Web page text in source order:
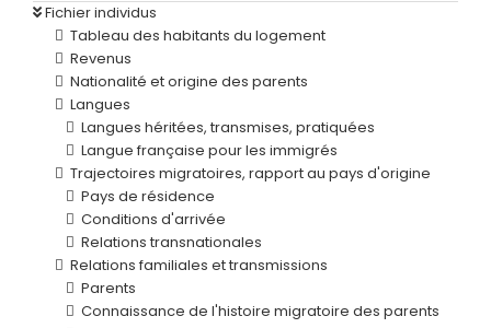
Fichier individus
Tableau des habitants du logement
Revenus
Nationalité et origine des parents
Langues
Langues héritées, transmises, pratiquées
Langue française pour les immigrés
Trajectoires migratoires, rapport au pays d'origine
Pays de résidence
Conditions d'arrivée
Relations transnationales
Relations familiales et transmissions
Parents
Connaissance de l'histoire migratoire des parents